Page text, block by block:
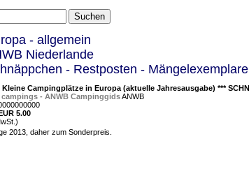
- allgemein
Niederlande
- Restposten - Mängelexemplare
Kleine Campingplätze in Europa (aktuelle Jahresausgabe) ***
- ANWB CampinggidsANWB
5.00
2013, daher zum Sonderpreis.